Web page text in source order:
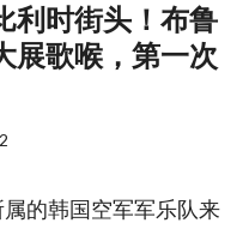
利时街头！布鲁
展歌喉，第一次
的韩国空军军乐队来